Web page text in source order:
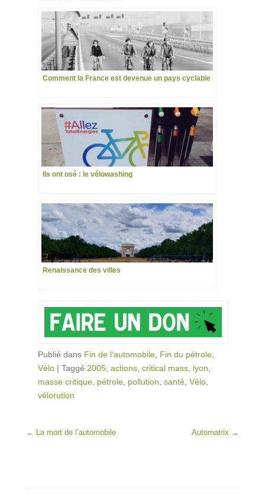
Comment la France est devenue un pays cyclable
Ils ont osé : le vélowashing
Renaissance des villes
Publié dans Fin de l'automobile Fin du pétrole
Vélo | Taggé 2005 actions critical mass lyon
masse critique pétrole pollution santé Vélo
vélorution
Post navigation
← La mort de l’automobile Automatrix →